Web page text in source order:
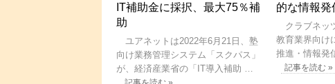
IT補助金に採択、最大75％補
助
ユアネットは2022年6月21日、塾
向け業務管理システム「スクパス」
が、経済産業省の「IT導入補助 …
的な情報発
クラブネッ
教育業界向け
推進・情報発
記事を読む »